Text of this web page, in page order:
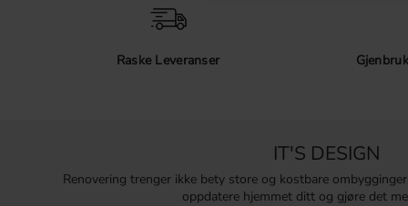
Raske Leveranser
IT'S DESIGN
Renovering trenger ikke bety store og kostbare
oppdatere hjemmet ditt og gjøre det